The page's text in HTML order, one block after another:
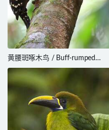
黄腰斑啄木鸟 / Buff-rumped
Woodpecker / Meiglyptes tristis